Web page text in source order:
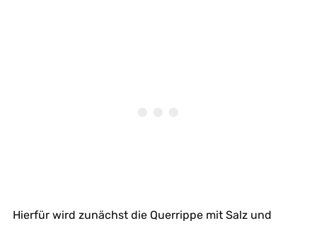
Hierfür wird zunächst die Querrippe mit Salz und